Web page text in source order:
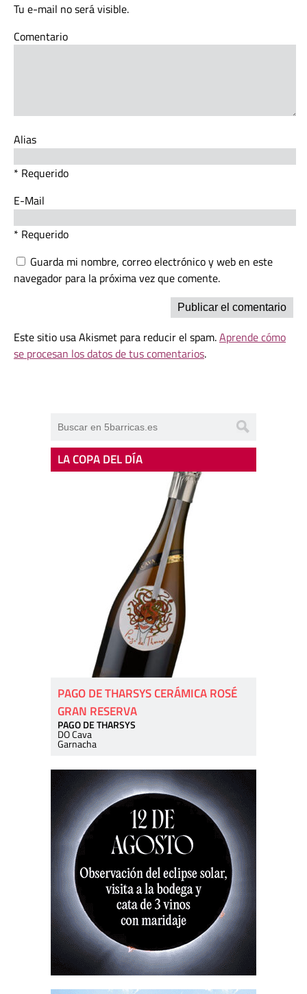
Tu e-mail no será visible.
Comentario
Alias
* Requerido
E-Mail
* Requerido
Guarda mi nombre, correo electrónico y web en este
navegador para la próxima vez que comente.
Este sitio usa Akismet para reducir el spam.Aprende cómo
se procesan los datos de tus comentarios.
LA COPA DEL DÍA
PAGO DE THARSYS CERÁMICA ROSÉ
GRAN RESERVA
PAGO DE THARSYS
DO Cava
Garnacha